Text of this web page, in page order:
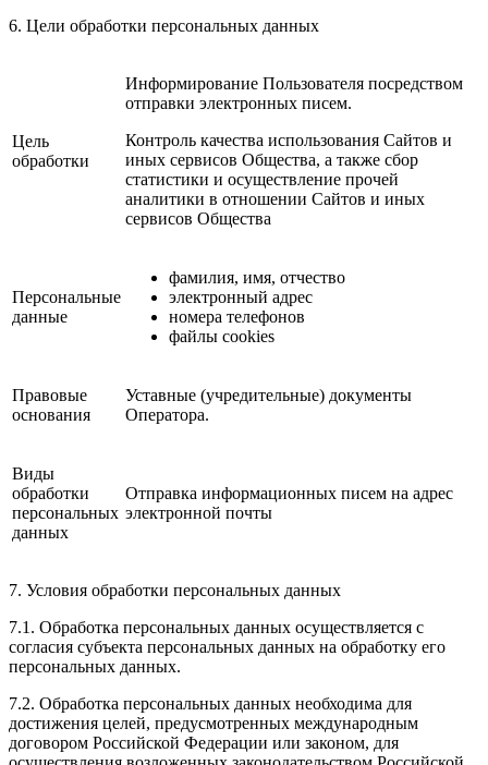
6. Цели обработки персональных данных
Цель
обработки
Информирование Пользователя посредством
отправки электронных писем.
Контроль качества использования Сайтов и
иных сервисов Общества, а также сбор
статистики и осуществление прочей
аналитики в отношении Сайтов и иных
сервисов Общества
Персональные
данные
фамилия, имя, отчество
электронный адрес
номера телефонов
файлы cookies
Правовые
основания
Уставные (учредительные) документы
Оператора.
Виды
обработки
персональных
данных
Отправка информационных писем на адрес
электронной почты
7. Условия обработки персональных данных
7.1. Обработка персональных данных осуществляется с
согласия субъекта персональных данных на обработку его
персональных данных.
7.2. Обработка персональных данных необходима для
достижения целей, предусмотренных международным
договором Российской Федерации или законом, для